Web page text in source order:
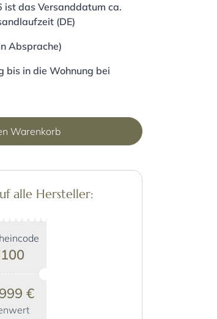
ist das Versanddatum ca.
(DE)
Absprache)
bis in die Wohnung bei
Warenkorb
alle Hersteller:
€